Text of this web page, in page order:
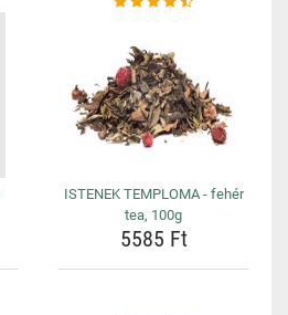
ISTENEK TEMPLOMA - fehér
tea, 100g
5585 Ft